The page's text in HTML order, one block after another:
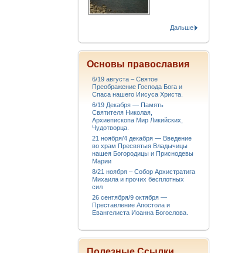
Дальше
Основы православия
6/19 августа – Святое
Преображение Господа Бога и
Спаса нашего Иисуса Христа.
6/19 Декабря — Память
Святителя Николая,
Архиепископа Мир Ликийских,
Чудотворца.
21 ноября/4 декабря — Введение
во храм Пресвятыя Владычицы
нашея Богородицы и Приснодевы
Марии
8/21 ноября – Собор Архистратига
Михаила и прочих бесплотных
сил
26 сентября/9 октября —
Преставление Апостола и
Евангелиста Иоанна Богослова.